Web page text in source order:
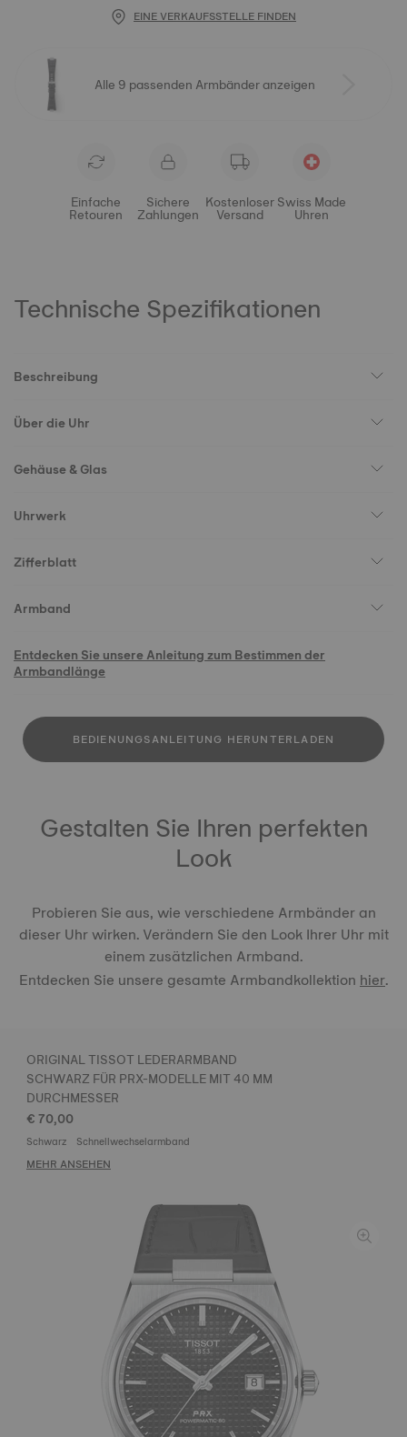
EINE VERKAUFSSTELLE FINDEN
Alle 9 passenden Armbänder anzeigen
Einfache
Retouren
Sichere
Zahlungen
Kostenloser
Versand
Swiss Made
Uhren
Technische Spezifikationen
Beschreibung
Über die Uhr
Gehäuse & Glas
Uhrwerk
Zifferblatt
Armband
Entdecken Sie unsere Anleitung zum Bestimmen der
Armbandlänge
BEDIENUNGSANLEITUNG HERUNTERLADEN
Gestalten Sie Ihren perfekten
Look
Probieren Sie aus, wie verschiedene Armbänder an
dieser Uhr wirken. Verändern Sie den Look Ihrer Uhr mit
einem zusätzlichen Armband.
Entdecken Sie unsere gesamte Armbandkollektionhier.
ORIGINAL TISSOT LEDERARMBAND
SCHWARZ FÜR PRX-MODELLE MIT 40 MM
DURCHMESSER
€ 70,00
Schwarz Schnellwechselarmband
MEHR ANSEHEN